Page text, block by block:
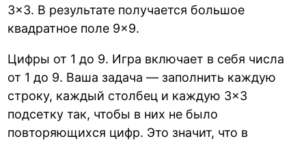
3×3. В результате получается большое
квадратное поле 9×9.
Цифры от 1 до 9. Игра включает в себя числа
от 1 до 9. Ваша задача — заполнить каждую
строку, каждый столбец и каждую 3×3
подсетку так, чтобы в них не было
повторяющихся цифр. Это значит, что в